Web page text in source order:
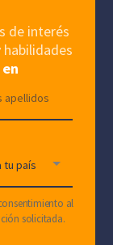
de interés
al
solicitada.